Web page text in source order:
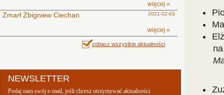
więcej »
Zmarł Zbigniew Ciechan 2021-02-03
więcej »
zobacz wszystkie aktualności
NEWSLETTER
Podaj nam swój e-mail, jeśli chcesz otrzymywać aktualności